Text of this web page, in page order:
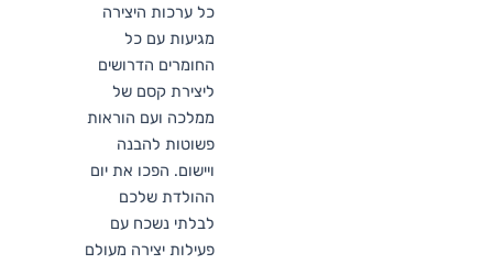
כל ערכות היצירה
מגיעות עם כל
החומרים הדרושים
ליצירת קסם של
ממלכה ועם הוראות
פשוטות להבנה
ויישום. הפכו את יום
ההולדת שלכם
לבלתי נשכח עם
פעילות יצירה מעולם